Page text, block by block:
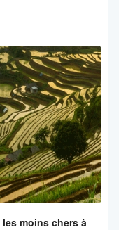
moins chers à